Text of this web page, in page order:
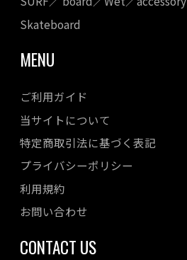
Skateboard
MENU
ご利用ガイド
当サイトについて
特定商取引法に基づく表記
プライバシーポリシー
利用規約
お問い合わせ
CONTACT US